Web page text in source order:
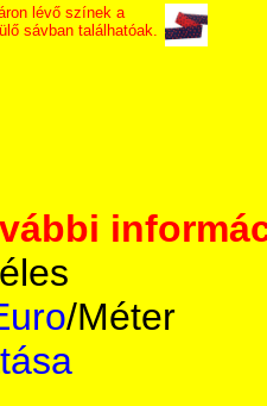
lévő színek a
sávban találhatóak.
/Méter